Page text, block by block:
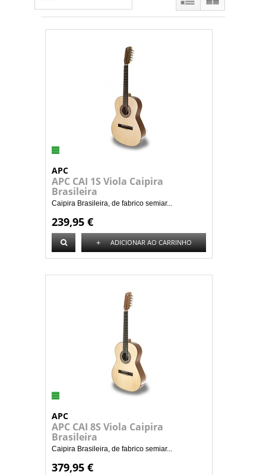
APC
APC CAI 1S Viola Caipira
Brasileira
Caipira Brasileira, de fabrico semiar...
239,95 €
+ ADICIONAR AO CARRINHO
APC
APC CAI 8S Viola Caipira
Brasileira
Caipira Brasileira, de fabrico semiar...
379,95 €